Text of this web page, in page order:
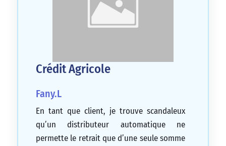
Crédit Agricole
Fany.L
En tant que client, je trouve scandaleux
qu’un distributeur automatique ne
permette le retrait que d’une seule somme